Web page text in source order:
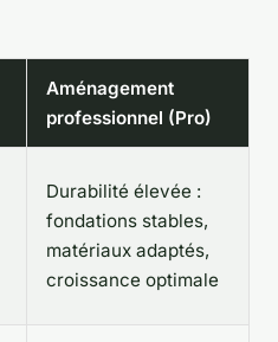
Aménagement
professionnel (Pro)
Durabilité élevée :
fondations stables,
matériaux adaptés,
croissance optimale